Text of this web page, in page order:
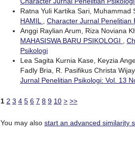
Ratna Yuli Kartika Sari, Muhammad
HAMIL
Character Jurnal Penelitian
Anggi Raylian Arum, Riza Noviana
MAHASISWA BARU PSIKOLOGI
Psikologi
Lea Sagita Kurnia Kase, Keyzia
Fadly Bria, R. Pasifikus Christa
Jurnal Penelitian Psikologi: Vol. 13
1 2 3 4 5 6 7 8 9 10 > >>
You may also start an advanced similarity